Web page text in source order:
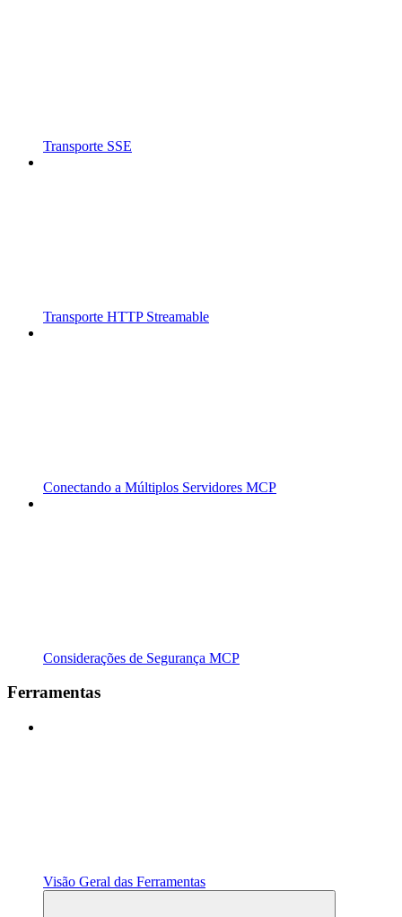
Transporte SSE
Transporte HTTP Streamable
Conectando a Múltiplos Servidores MCP
Considerações de Segurança MCP
Ferramentas
Visão Geral das Ferramentas